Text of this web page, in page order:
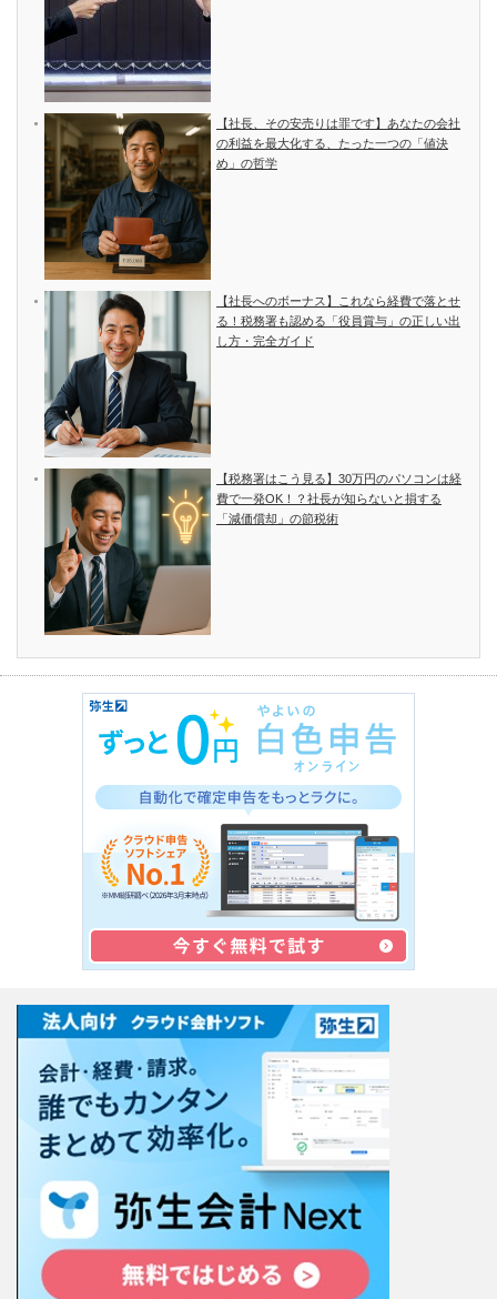
【社長、その安売りは罪です】あなたの会社
の利益を最大化する、たった一つの「値決
め」の哲学
【社長へのボーナス】これなら経費で落とせ
る！税務署も認める「役員賞与」の正しい出
し方・完全ガイド
【税務署はこう見る】30万円のパソコンは経
費で一発OK！？社長が知らないと損する
「減価償却」の節税術